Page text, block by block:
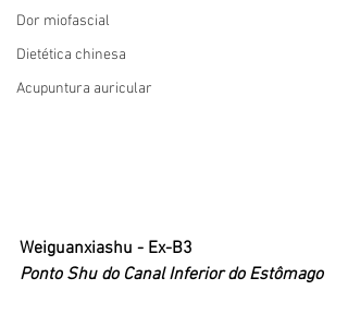
Dor miofascial
Dietética chinesa
Acupuntura auricular
Weiguanxiashu - Ex-B3
Ponto Shu do Canal Inferior do Estômago